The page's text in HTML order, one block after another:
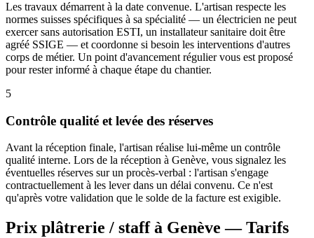
Les travaux démarrent à la date convenue. L'artisan respecte les
normes suisses spécifiques à sa spécialité — un électricien ne peut
exercer sans autorisation ESTI, un installateur sanitaire doit être
agréé SSIGE — et coordonne si besoin les interventions d'autres
corps de métier. Un point d'avancement régulier vous est proposé
pour rester informé à chaque étape du chantier.
5
Contrôle qualité et levée des réserves
Avant la réception finale, l'artisan réalise lui-même un contrôle
qualité interne. Lors de la réception à Genève, vous signalez les
éventuelles réserves sur un procès-verbal : l'artisan s'engage
contractuellement à les lever dans un délai convenu. Ce n'est
qu'après votre validation que le solde de la facture est exigible.
Prix plâtrerie / staff à Genève — Tarifs